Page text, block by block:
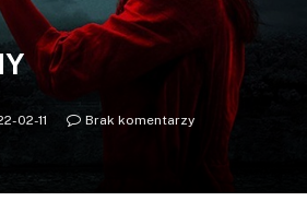
02-11
Brak komentarzy